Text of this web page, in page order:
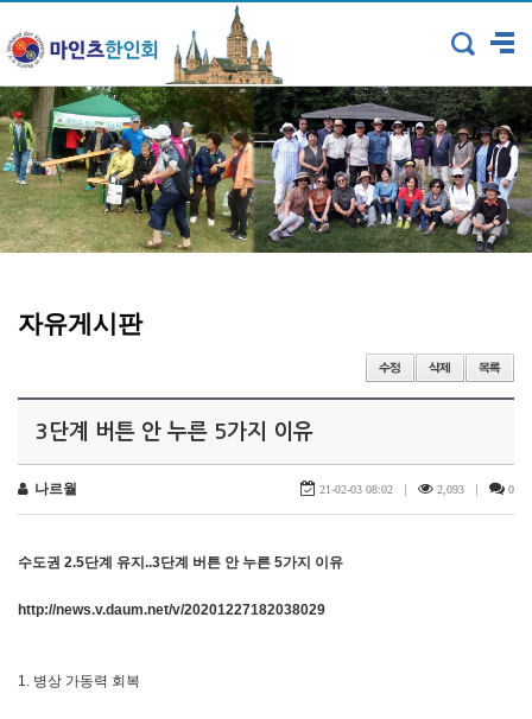
자유게시판
3단계 버튼 안 누른 5가지 이유
나르월 21-02-03 08:02 2,093 0
수도권 2.5단계 유지..3단계 버튼 안 누른 5가지 이유
http://news.v.daum.net/v/20201227182038029
1. 병상 가동력 회복